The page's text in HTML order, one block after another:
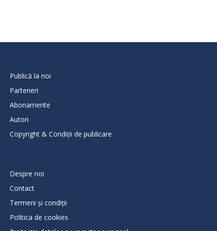
Publică la noi
Parteneri
Abonamente
Autori
Copyright & Condiții de publicare
Despre noi
Contact
Termeni și condiții
Politica de cookies